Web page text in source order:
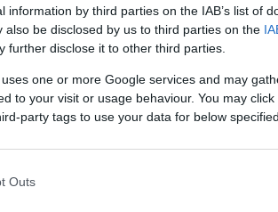
by third parties on the IAB’s list of
be disclosed by us to third parties on the
further disclose it to other third parties.
one or more Google services and may
to your visit or usage behaviour. You may
party tags to use your data for below
Outs